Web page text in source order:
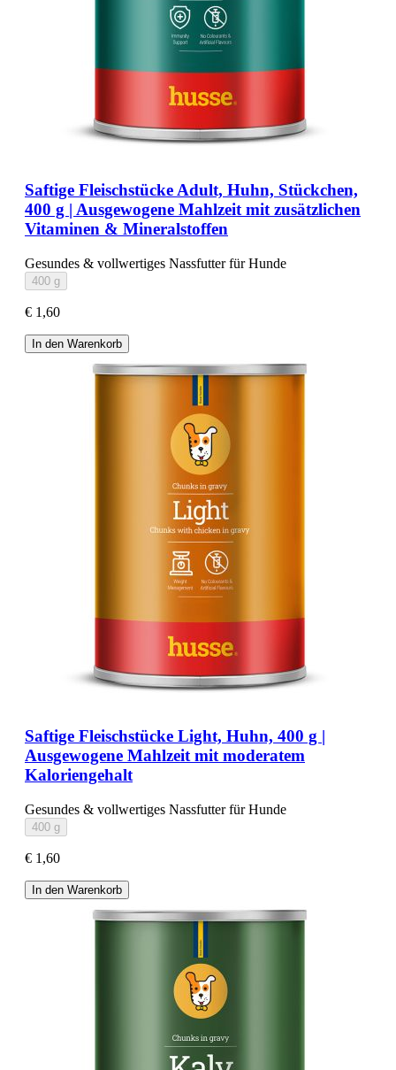
Saftige Fleischstücke Adult, Huhn, Stückchen,
400 g | Ausgewogene Mahlzeit mit zusätzlichen
Vitaminen & Mineralstoffen
Gesundes & vollwertiges Nassfutter für Hunde
400 g
€ 1,60
In den Warenkorb
Saftige Fleischstücke Light, Huhn, 400 g |
Ausgewogene Mahlzeit mit moderatem
Kaloriengehalt
Gesundes & vollwertiges Nassfutter für Hunde
400 g
€ 1,60
In den Warenkorb